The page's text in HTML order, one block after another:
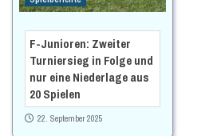
F-Junioren: Zweiter
Turniersieg in Folge und
nur eine Niederlage aus
20 Spielen
22. September 2025